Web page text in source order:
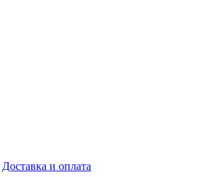
Доставка и оплата